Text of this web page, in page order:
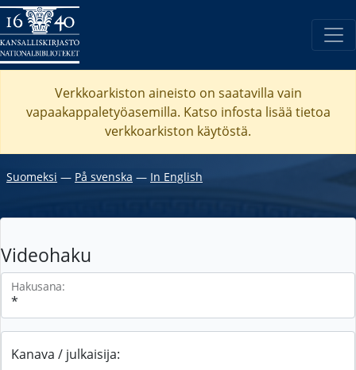
Verkkoarkiston aineisto on saatavilla vain
vapaakappaletyöasemilla. Katso infosta lisää tietoa
verkkoarkiston käytöstä.
Suomeksi ― På svenska ― In English
Videohaku
Hakusana:
Kanava / julkaisija: